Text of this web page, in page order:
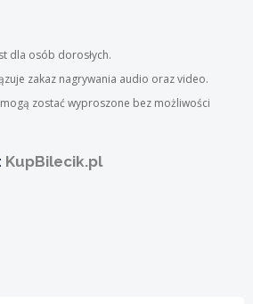
dla osób dorosłych.
zakaz nagrywania audio oraz video.
zostać wyproszone bez możliwości
KupBilecik.pl